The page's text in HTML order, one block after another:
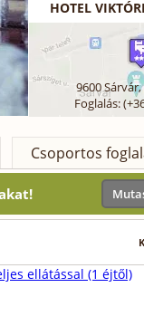
HOTEL
9600Sárvár,
Foglalás:
Csoportos